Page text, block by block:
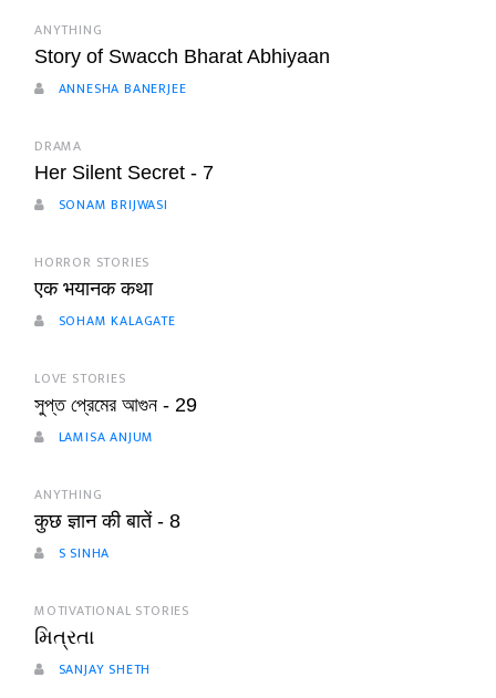
ANYTHING
Story of Swacch Bharat Abhiyaan
ANNESHA BANERJEE
DRAMA
Her Silent Secret - 7
SONAM BRIJWASI
HORROR STORIES
एक भयानक कथा
SOHAM KALAGATE
LOVE STORIES
সুপ্ত প্রেমের আগুন - 29
LAMISA ANJUM
ANYTHING
कुछ ज्ञान की बातें - 8
S SINHA
MOTIVATIONAL STORIES
મિત્રતા
SANJAY SHETH